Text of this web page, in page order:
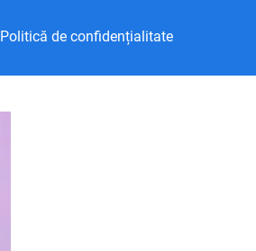
Politică de confidențialitate